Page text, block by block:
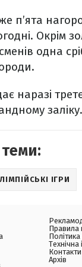
п’ята
Окрім
одна
наразі
заліку.
ІГРИ
Правила
Політика
Технічна
Контакти
Архів